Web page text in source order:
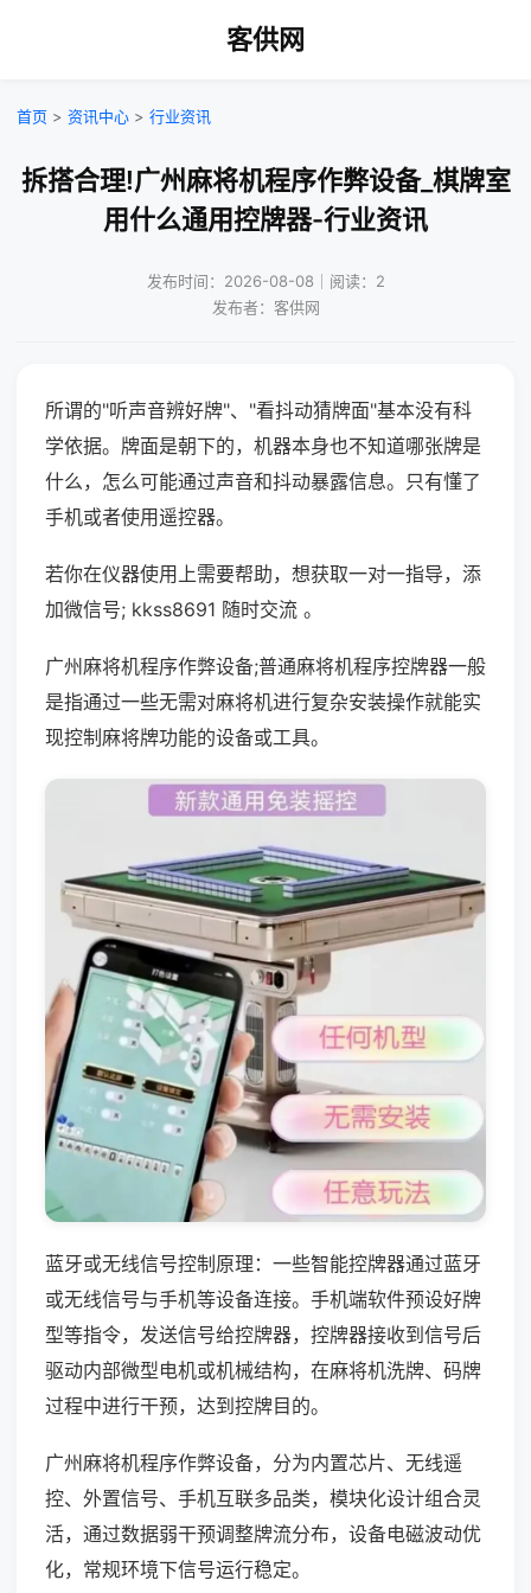
客供网
首页 > 资讯中心 > 行业资讯
拆搭合理!广州麻将机程序作弊设备_棋牌室
用什么通用控牌器-行业资讯
发布时间：2026-08-08｜阅读：2
发布者：客供网
所谓的"听声音辨好牌"、"看抖动猜牌面"基本没有科
学依据。牌面是朝下的，机器本身也不知道哪张牌是
什么，怎么可能通过声音和抖动暴露信息。只有懂了
手机或者使用遥控器。
若你在仪器使用上需要帮助，想获取一对一指导，添
加微信号; kkss8691 随时交流 。
广州麻将机程序作弊设备;普通麻将机程序控牌器一般
是指通过一些无需对麻将机进行复杂安装操作就能实
现控制麻将牌功能的设备或工具。
蓝牙或无线信号控制原理：一些智能控牌器通过蓝牙
或无线信号与手机等设备连接。手机端软件预设好牌
型等指令，发送信号给控牌器，控牌器接收到信号后
驱动内部微型电机或机械结构，在麻将机洗牌、码牌
过程中进行干预，达到控牌目的。
广州麻将机程序作弊设备，分为内置芯片、无线遥
控、外置信号、手机互联多品类，模块化设计组合灵
活，通过数据弱干预调整牌流分布，设备电磁波动优
化，常规环境下信号运行稳定。